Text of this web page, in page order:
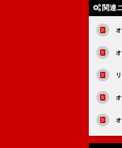
関連